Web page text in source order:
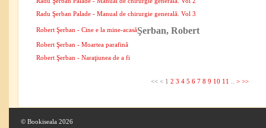
Radu Şerban Palade - Manual de chirurgie generală. Vol 3
Şerban, Robert
Robert Şerban - Cine e la mine-acasă
Robert Şerban - Moartea parafină
Robert Şerban - Naraţiunea de a fi
<< < 1 2 3 4 5 6 7 8 9 10 11 > >>
© Bookiseala 2026